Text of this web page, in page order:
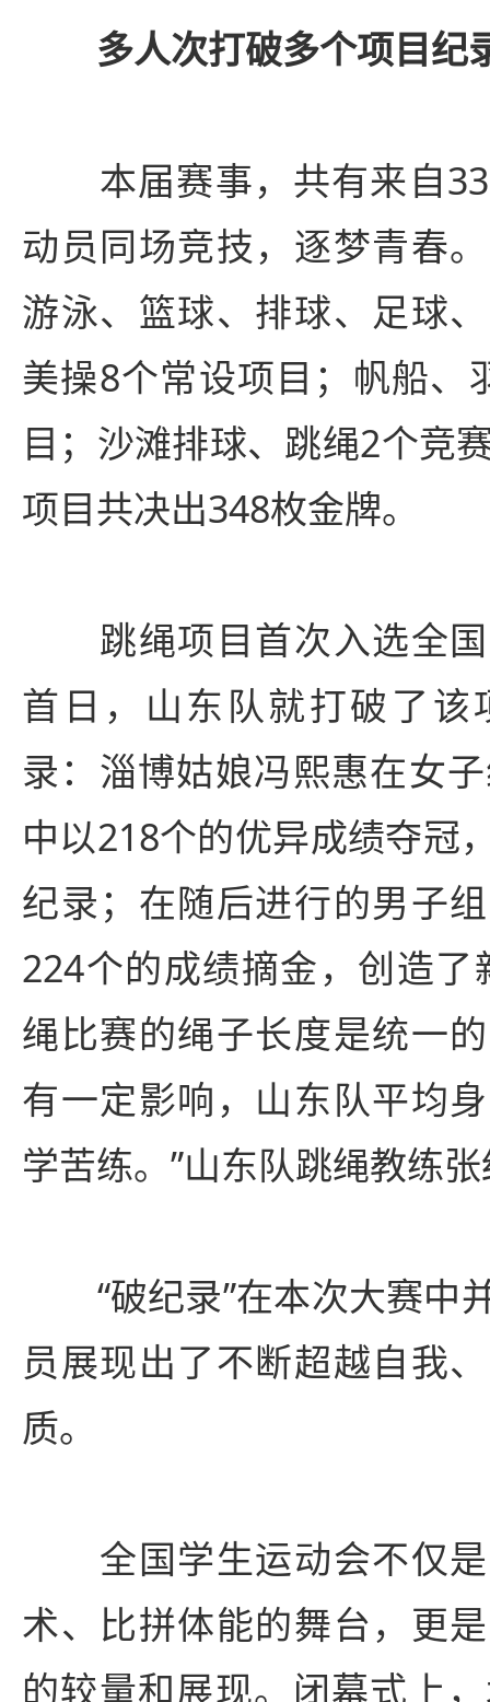
多人次打破多个项目纪
本届赛事，共有来自33
动员同场竞技，逐梦青春
游泳、篮球、排球、足球
美操8个常设项目；帆船、
目；沙滩排球、跳绳2个竞
项目共决出348枚金牌。
跳绳项目首次入选全国
首日，山东队就打破了该
录：淄博姑娘冯熙惠在女
中以218个的优异成绩夺冠
纪录；在随后进行的男子
224个的成绩摘金，创造了
绳比赛的绳子长度是统一
有一定影响，山东队平均
学苦练。”山东队跳绳教练
“破纪录”在本次大赛中
员展现出了不断超越自我
质。
全国学生运动会不仅是
术、比拼体能的舞台，更
的较量和展现。闭幕式上